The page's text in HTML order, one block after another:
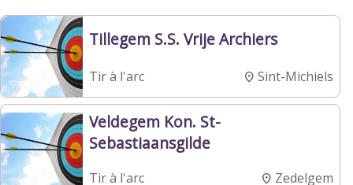
Tillegem S.S. Vrije Archiers
Tir à l'arc Sint-Michiels
Veldegem Kon. St-
Sebastiaansgilde
Tir à l'arc Zedelgem